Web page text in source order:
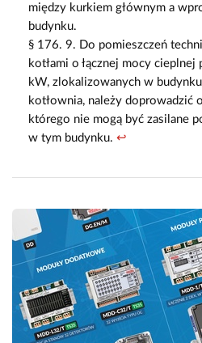
między kurkiem głównym a
budynku.
§ 176. 9. Do pomieszczeń
kotłami o łącznej mocy
kW, zlokalizowanych w
kotłownia, należy doprowadzić
którego nie mogą być zasilane
w tym budynku. ↩